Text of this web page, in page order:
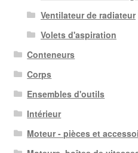
Ventilateur de radiateur
Volets d'aspiration
Conteneurs
Corps
Ensembles d'outils
Intérieur
Moteur - pièces et